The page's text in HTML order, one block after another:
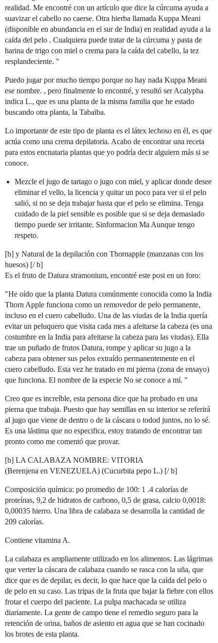
realidad. Me encontré con un artículo que dice la cúrcuma ayuda a
suavizar el cabello no caerse. Otra hierba llamada Kuppa Meani
(disponible en abundancia en el sur de India) en realidad ayuda a la
caída del pelo . Cualquiera puede tratar de la cúrcuma y pasta de
harina de trigo con miel o crema para la caída del cabello, la tez
resplandeciente. "
Puedo jugar por mucho tiempo porque no hay nada Kuppa Meani
ese nombre. , pero finalmente lo encontré, y resultó ser Acalypha
indica L., que es una planta de la misma familia que he estado
buscando otra planta, la Tabaiba.
Lo importante de este tipo de planta es el látex lechoso en él, es que
actúa como una crema depilatoria. Acabo de encontrar una receta
para estos encnataria plantas que yo podría decir alguiern más si se
conoce.
Mezcle el jugo de tartago o jugo con miel, y aplicar donde desee
eliminar el vello, la licencia y quitar un poco para ver si el pelo
salió, si no se deja trabajar hasta que el pelo se elimina. Tenga
cuidado de la piel sensible es posible que si se deja demasiado
tiempo puede ser irritante. Sinformacion Ma Aunque tengo
respeto.
[b] y Natural de la depilación con Thornapple (manzanas con los
huesos) [/ b]
Es el fruto de Datura stramonium, encontré este post en un foro:
"He oído que la planta Datura comúnmente conocida como la India
Thorn Apple funciona como un removedor de pelo permanente,
incluso en el cuero cabelludo. Una de las viudas de la India quería
evitar un peluquero que visita cada mes a afeitarse la cabeza (es una
costumbre en la India para afeitarse la cabeza para las viudas). Ella
trae un puñado de frutos Datura, rompe y aplicar su jugo a la
cabeza para obtener sus pelos extraído permanentemente en el
cuero cabelludo. Esta vez he tratado en mi pierna (zona de ensayo)
que funciona. El nombre de la especie No se conoce a mí. "
Creo que es increíble, esta persona dice que ha probado en una
pierna que trabaja. Puesto que hay semillas en su interior se referirá
al jugo que viene de dentro o de la cáscara o todod juntos, no lo sé.
Es una lástima que no especifica, estoy tratando de encontrar tan
pronto como me comentó que provar.
[b] LA CALABAZA NOMBRE: VITORIA
(Berenjena en VENEZUELA) (Cucurbita pepo L.) [/ b]
Composición química: po promedio de 100: 1 .4 calorías de
proteínas, 9,2 de hidratos de carbono, 0,5 de grasa, calcio 0,0018:
0,00035 hierro. Una libra de calabaza se desarrolla la cantidad de
209 calorías.
Contiene vitamina A.
La calabaza es ampliamente utilizado en los alimentos. Las lágrimas
que verter la cáscara de calabaza cuando se rasca con la uña, que
dice que es de depilar, es decir, lo que hace que la caída del pelo o
de pelo en su caso. Las tripas de la fruta que bajar la fiebre con ellos
frotar el cuerpo del paciente. La pulpa machacada se utiliza
diariamente. La gente de campo tiene el remedio seguro para la
retención de orina, baños de asiento en agua que se han cocinado
los brotes de esta planta.